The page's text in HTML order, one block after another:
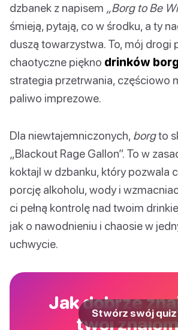
dzbanek z napisem „Borg to Be
śmieją, pytają, co w środku, a ty
duszą towarzystwa. To, mój drogi
chaotyczne piękno drinków
strategia przetrwania, częściowo
paliwo imprezowe.
Dla niewtajemniczonych, borgto
„Blackout Rage Gallon”. To w
koktajl w dzbanku, który pozwala
porcję alkoholu, wody i
ci pełną kontrolę nad twoim
jak o nawodnieniu i chaosie w
uchwycie.
Jak dobrze
twoi
Stwórz swój quiz